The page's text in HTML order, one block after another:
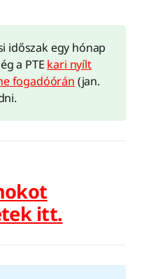
időszak egy hónap
a PTE kari nyílt
fogadóórán (jan.
itt.